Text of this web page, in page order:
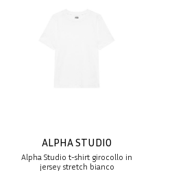
ALPHA STUDIO
Alpha Studio t-shirt girocollo in
jersey stretch bianco